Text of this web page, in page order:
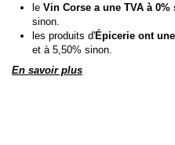
le Vin Corse a une TVA à
sinon.
les produits d'Épicerie ont
et à 5,50% sinon.
En savoir plus